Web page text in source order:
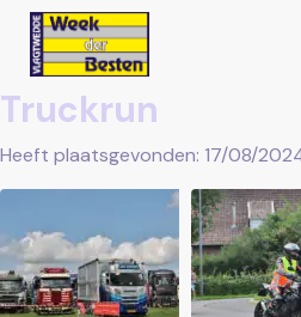
Truckrun
Heeft plaatsgevonden: 17/08/